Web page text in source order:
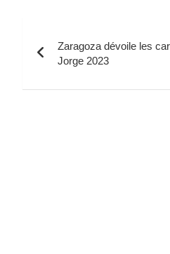
de
l’article
Zaragoza dévoile les
Jorge 2023